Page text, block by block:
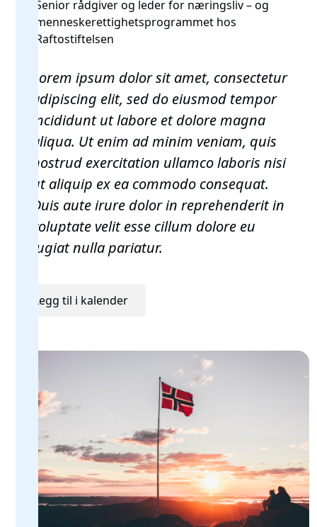
Senior rådgiver og leder for næringsliv – og
menneskerettighetsprogrammet hos
Raftostiftelsen
Lorem ipsum dolor sit amet, consectetur
adipiscing elit, sed do eiusmod tempor
incididunt ut labore et dolore magna
aliqua. Ut enim ad minim veniam, quis
nostrud exercitation ullamco laboris nisi
ut aliquip ex ea commodo consequat.
Duis aute irure dolor in reprehenderit in
voluptate velit esse cillum dolore eu
fugiat nulla pariatur.
Legg til i kalender